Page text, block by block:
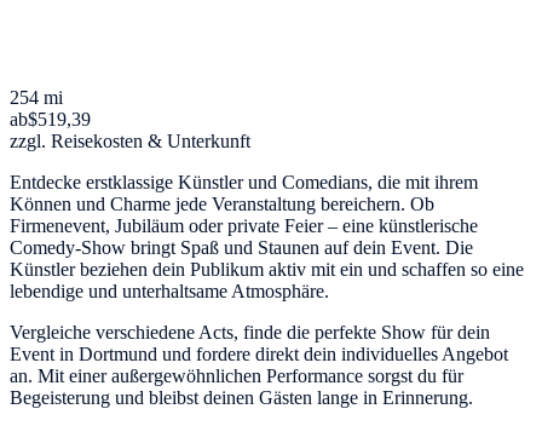
254 mi
ab$519,39
zzgl. Reisekosten & Unterkunft
Entdecke erstklassige Künstler und Comedians, die mit ihrem
Können und Charme jede Veranstaltung bereichern. Ob
Firmenevent, Jubiläum oder private Feier – eine künstlerische
Comedy-Show bringt Spaß und Staunen auf dein Event. Die
Künstler beziehen dein Publikum aktiv mit ein und schaffen so eine
lebendige und unterhaltsame Atmosphäre.
Vergleiche verschiedene Acts, finde die perfekte Show für dein
Event in Dortmund und fordere direkt dein individuelles Angebot
an. Mit einer außergewöhnlichen Performance sorgst du für
Begeisterung und bleibst deinen Gästen lange in Erinnerung.